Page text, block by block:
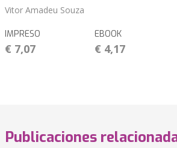
Vitor Amadeu Souza
IMPRESO
€ 7,07
EBOOK
€ 4,17
Publicaciones